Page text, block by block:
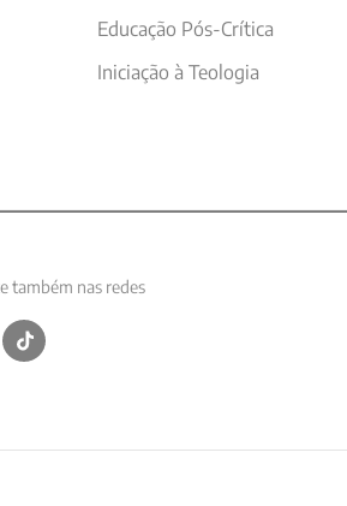
Educação Pós-Crítica
Iniciação à Teologia
também nas redes